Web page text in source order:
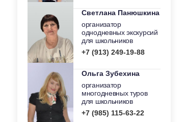
Светлана Панюшкина
организатор
однодневных экскурсий
для школьников
+7 (913) 249-19-88
Ольга Зубехина
организатор
многодневных туров
для школьников
+7 (985) 115-63-22